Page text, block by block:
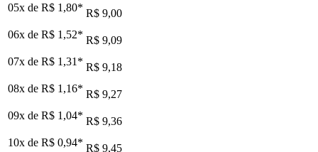
05x de R$ 1,80* R$ 9,00
06x de R$ 1,52* R$ 9,09
07x de R$ 1,31 * R$ 9,18
08x de R$ 1,16* R$ 9,27
09x de R$ 1,04* R$ 9,36
10x de R$ 0,94* R$ 9,45